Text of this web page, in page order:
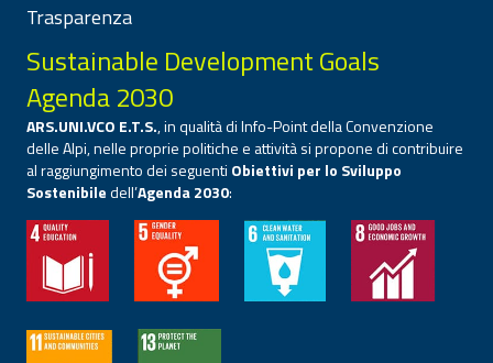
Trasparenza
Sustainable Development Goals
Agenda 2030
ARS.UNI.VCO E.T.S., in qualità di Info-Point della Convenzione
delle Alpi, nelle proprie politiche e attività si propone di contribuire
al raggiungimento dei seguenti Obiettivi per lo Sviluppo
Sostenibiledell’Agenda 2030: